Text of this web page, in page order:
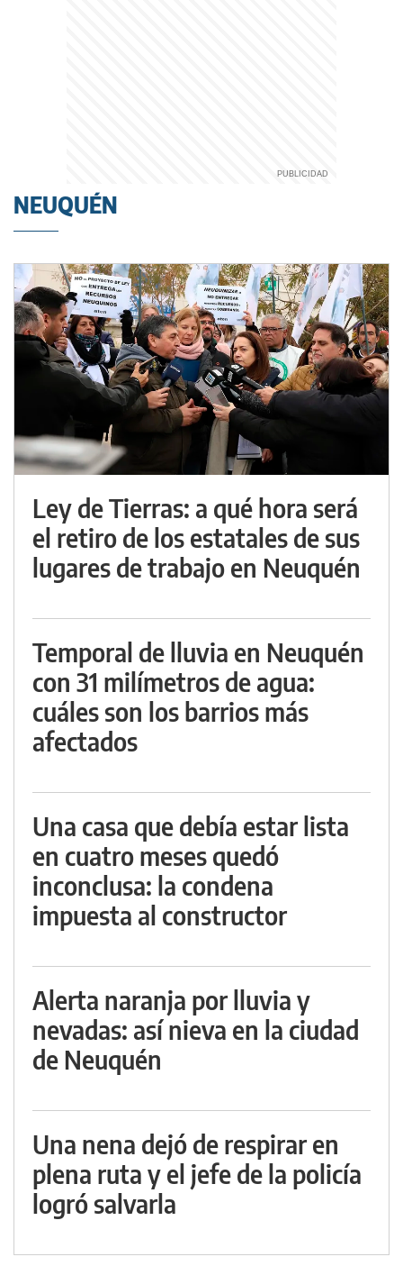
NEUQUÉN
Ley de Tierras: a qué hora será
el retiro de los estatales de sus
lugares de trabajo en Neuquén
Temporal de lluvia en Neuquén
con 31 milímetros de agua:
cuáles son los barrios más
afectados
Una casa que debía estar lista
en cuatro meses quedó
inconclusa: la condena
impuesta al constructor
Alerta naranja por lluvia y
nevadas: así nieva en la ciudad
de Neuquén
Una nena dejó de respirar en
plena ruta y el jefe de la policía
logró salvarla